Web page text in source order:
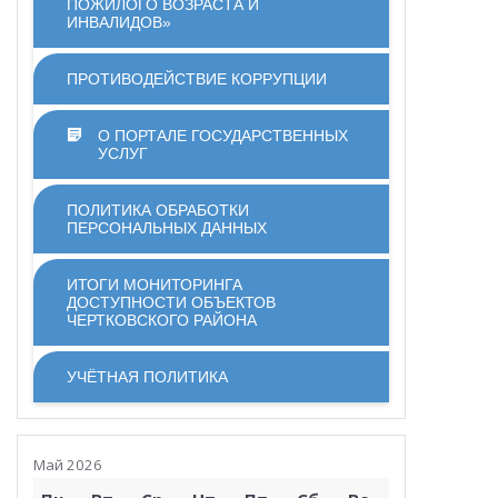
ПОЖИЛОГО ВОЗРАСТА И
ИНВАЛИДОВ»
ПРОТИВОДЕЙСТВИЕ КОРРУПЦИИ
О ПОРТАЛЕ ГОСУДАРСТВЕННЫХ
УСЛУГ
ПОЛИТИКА ОБРАБОТКИ
ПЕРСОНАЛЬНЫХ ДАННЫХ
ИТОГИ МОНИТОРИНГА
ДОСТУПНОСТИ ОБЪЕКТОВ
ЧЕРТКОВСКОГО РАЙОНА
УЧЁТНАЯ ПОЛИТИКА
Май 2026